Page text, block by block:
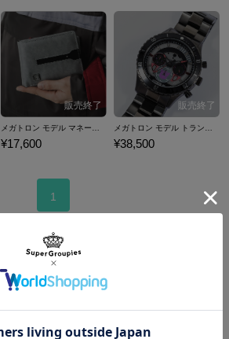
¥17,600 ¥38,500
1
この作品のトップへ